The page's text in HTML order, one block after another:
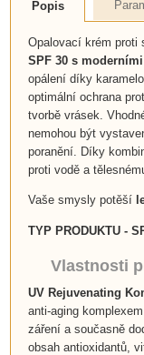
Popis
Opalovací krém proti
SPF 30 s
opálení díky
optimální ochrana
tvorbě vrásek.
nemohou být
poranění. Díky
proti vodě a
Vaše smysly potěší
TYP PRODUKTU -
Vlastnosti
UV Rejuvenating
anti-aging
záření a současně
obsah antioxidantů,